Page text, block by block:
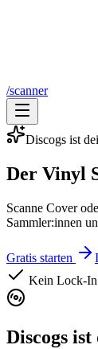
/scanner
Discogs ist
Der Vinyl
Scanne Cover
Sammler:innen
Gratis starten
Kein Lock-In
Discogs